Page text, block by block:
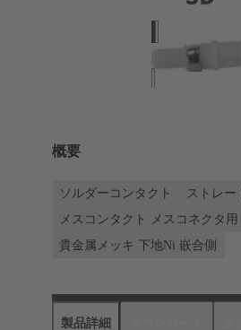
概要
ソルダーコンタクト
ストレー
メスコンタクト メスコネクタ用
貴金属メッキ 下地Ni 嵌合側
製品詳細